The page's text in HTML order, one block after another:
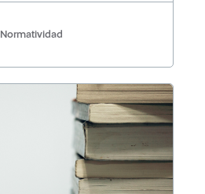
Normatividad